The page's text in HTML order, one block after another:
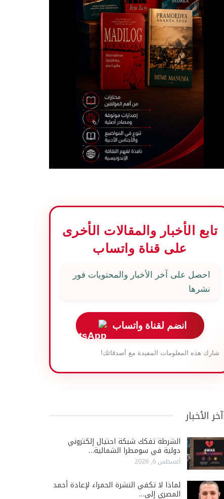
تابع الأخبار والمقالات الأخرى
على قناة واتساب
احصل على آخر الأخبار والمحتويات فور
نشرها
انضم لقناة واتساب
شارك هذه المعلومات المفيدة مع أصدقائك!
آخر الأخبار
الشرطة تفكك شبكة احتيال إلكتروني
دولية في سومطرا الشمالية…
أغسطس 6, 2026
لماذا لا تكفي النشرة الحمراء لإعادة أحمد
المصري إلى…